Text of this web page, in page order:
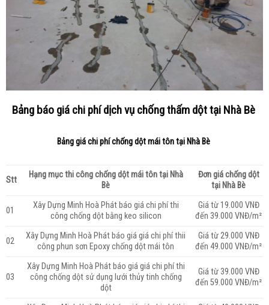
Bảng báo giá chi phí dịch vụ chống thấm dột tại Nhà Bè
Bảng giá chi phí chống dột mái tôn tại Nhà Bè
Stt
Hạng mục thi công chống dột mái tôn tại Nhà
Bè
Đơn giá chống dột
tại Nhà Bè
01
Xây Dựng Minh Hoà Phátbáo giá chi phí thi
công chống dột bằng keo silicon
Giá từ 19.000 VNĐ
đến 39.000 VNĐ/m²
02
Xây Dựng Minh Hoà Phát báo giá giá chi phí thii
công phun sơn Epoxy chống dột mái tôn
Giá từ 29.000 VNĐ
đến 49.000 VNĐ/m²
03
Xây Dựng Minh Hoà Phátbáo giá giá chi phí thi
công chống dột sử dụng lưới thủy tinh chống
dột
Giá từ 39.000 VNĐ
đến 59.000 VNĐ/m²